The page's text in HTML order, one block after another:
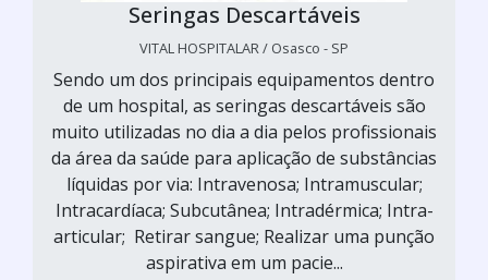
Seringas Descartáveis
VITAL HOSPITALAR / Osasco - SP
Sendo um dos principais equipamentos dentro
de um hospital, as seringas descartáveis são
muito utilizadas no dia a dia pelos profissionais
da área da saúde para aplicação de substâncias
líquidas por via: Intravenosa; Intramuscular;
Intracardíaca; Subcutânea; Intradérmica; Intra-
articular; Retirar sangue; Realizar uma punção
aspirativa em um pacie...